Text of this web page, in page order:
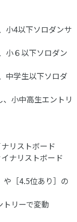
小4以下ソロダンサ
小６以下ソロダン
中学生以下ソロダ
、小中高生エントリ
リストボード
ナリストボード
や［4.5位あり］の
トリーで変動